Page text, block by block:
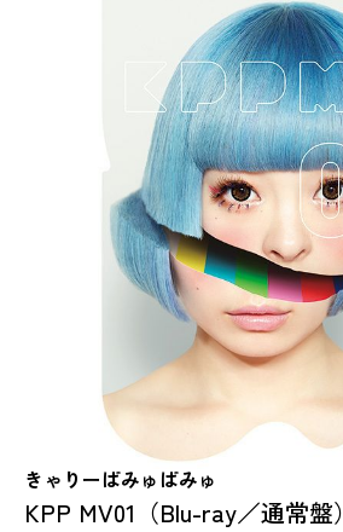
きゃりーぱみゅぱみゅ
KPP MV01（Blu-ray／通常盤）